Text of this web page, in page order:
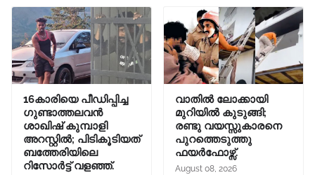
16കാരിയെ പീഡിപ്പിച്ച
ഗുണ്ടാത്തലവൻ
ശാഖിഷ് കുമ്പാളി
അറസ്റ്റിൽ; പിടികൂടിയത്
ബത്തേരിയിലെ
റിസോർട്ട് വളഞ്ഞ്.
വാതിൽ ലോക്കായി
മുറിയിൽ കുടുങ്ങി;
രണ്ടു വയസ്സുകാരനെ
പുറത്തെടുത്തു
ഫയർഫോഴ്സ്.
August 08, 2026